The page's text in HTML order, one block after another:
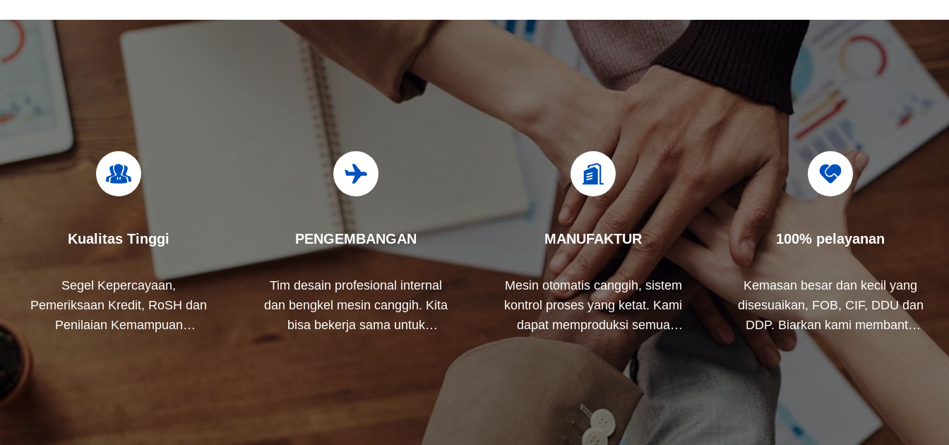
Kualitas Tinggi
Segel Kepercayaan,
Pemeriksaan Kredit, RoSH dan
Penilaian Kemampuan
PENGEMBANGAN
Tim desain profesional internal
dan bengkel mesin canggih. Kita
bisa bekerja sama untuk
mengembangkan produk yang
MANUFAKTUR
Mesin otomatis canggih, sistem
kontrol proses yang ketat. Kami
dapat memproduksi semua
terminal listrik di luar permintaan
Anda.
100% pelayanan
Kemasan besar dan kecil yang
disesuaikan, FOB, CIF, DDU dan
DDP. Biarkan kami membantu
Anda menemukan solusi terbaik
untuk semua masalah Anda.